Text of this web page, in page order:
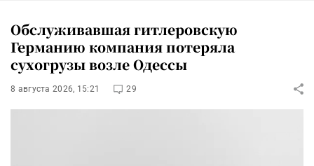
Обслуживавшая гитлеровскую
Германию компания потеряла
сухогрузы возле Одессы
8 августа 2026, 15:21 29